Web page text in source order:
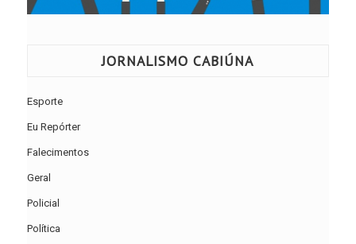
JORNALISMO CABIÚNA
Esporte
Eu Repórter
Falecimentos
Geral
Policial
Política